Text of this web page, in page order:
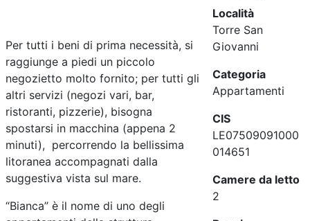
Per tutti i beni di prima necessità, si
raggiunge a piedi un piccolo
negozietto molto fornito; per tutti gli
altri servizi (negozi vari, bar,
ristoranti, pizzerie), bisogna
spostarsi in macchina (appena 2
minuti), percorrendo la bellissima
litoranea accompagnati dalla
suggestiva vista sul mare.
“Bianca” è il nome di uno degli
Località
Torre San
Giovanni
Categoria
Appartamenti
CIS
LE07509091000
014651
Camere da letto
2